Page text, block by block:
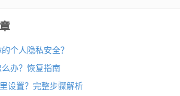
个人隐私安全？
办？恢复指南
设置？完整步骤解析